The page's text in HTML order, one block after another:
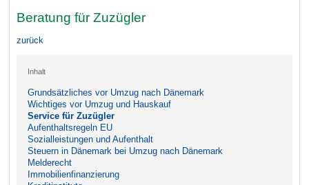
Beratung für Zuzügler
zurück
Inhalt
Grundsätzliches vor Umzug nach Dänemark
Wichtiges vor Umzug und Hauskauf
Service für Zuzügler
Aufenthaltsregeln EU
Sozialleistungen und Aufenthalt
Steuern in Dänemark bei Umzug nach Dänemark
Melderecht
Immobilienfinanzierung